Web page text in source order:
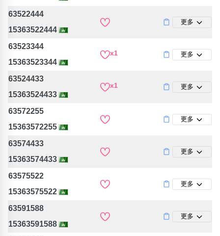
63522444
15363522444
更多
63523344
15363523344
x1 更多
63524433
15363524433
x1 更多
63572255
15363572255
更多
63574433
15363574433
更多
63575522
15363575522
更多
63591588
15363591588
更多